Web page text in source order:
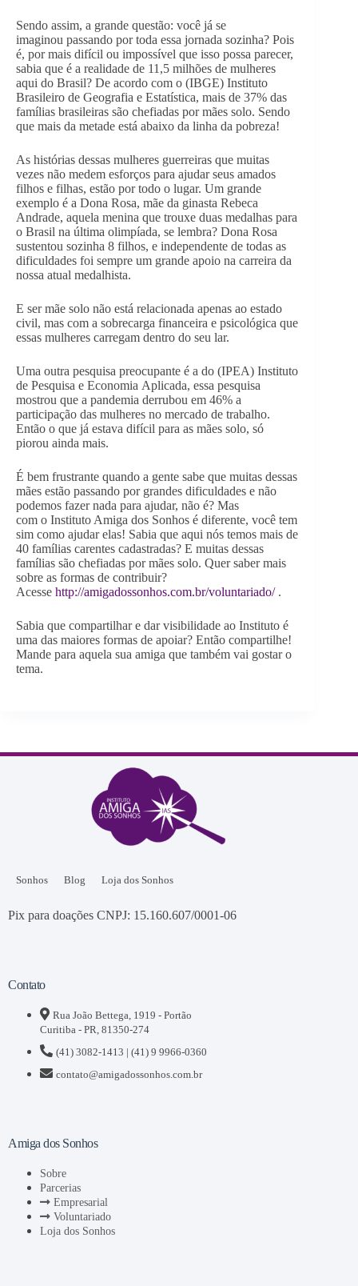
Sendo assim, a grande questão: você já se
imaginou passando por toda essa jornada sozinha? Pois
é, por mais difícil ou impossível que isso possa parecer,
sabia que é a realidade de 11,5 milhões de mulheres
aqui do Brasil? De acordo com o (IBGE) Instituto
Brasileiro de Geografia e Estatística, mais de 37% das
famílias brasileiras são chefiadas por mães solo. Sendo
que mais da metade está abaixo da linha da pobreza!
As histórias dessas mulheres guerreiras que muitas
vezes não medem esforços para ajudar seus amados
filhos e filhas, estão por todo o lugar. Um grande
exemplo é a Dona Rosa, mãe da ginasta Rebeca
Andrade, aquela menina que trouxe duas medalhas para
o Brasil na última olimpíada, se lembra? Dona Rosa
sustentou sozinha 8 filhos, e independente de todas as
dificuldades foi sempre um grande apoio na carreira da
nossa atual medalhista.
E ser mãe solo não está relacionada apenas ao estado
civil, mas com a sobrecarga financeira e psicológica que
essas mulheres carregam dentro do seu lar.
Uma outra pesquisa preocupante é a do (IPEA) Instituto
de Pesquisa e Economia Aplicada, essa pesquisa
mostrou que a pandemia derrubou em 46% a
participação das mulheres no mercado de trabalho.
Então o que já estava difícil para as mães solo, só
piorou ainda mais.
É bem frustrante quando a gente sabe que muitas dessas
mães estão passando por grandes dificuldades e não
podemos fazer nada para ajudar, não é? Mas
com o Instituto Amiga dos Sonhos é diferente, você tem
sim como ajudar elas! Sabia que aqui nós temos mais de
40 famílias carentes cadastradas? E muitas dessas
famílias são chefiadas por mães solo. Quer saber mais
sobre as formas de contribuir?
Acesse http://amigadossonhos.com.br/voluntariado/.
Sabia que compartilhar e dar visibilidade ao Instituto é
uma das maiores formas de apoiar? Então compartilhe!
Mande para aquela sua amiga que também vai gostar o
tema.
Sonhos Blog Loja dos Sonhos
Pix para doações CNPJ: 15.160.607/0001-06
Contato
Rua João Bettega, 1919 - Portão
Curitiba - PR, 81350-274
(41) 3082-1413 | (41) 9 9966-0360
contato@amigadossonhos.com.br
Amiga dos Sonhos
Sobre
Parcerias
Empresarial
Voluntariado
Loja dos Sonhos